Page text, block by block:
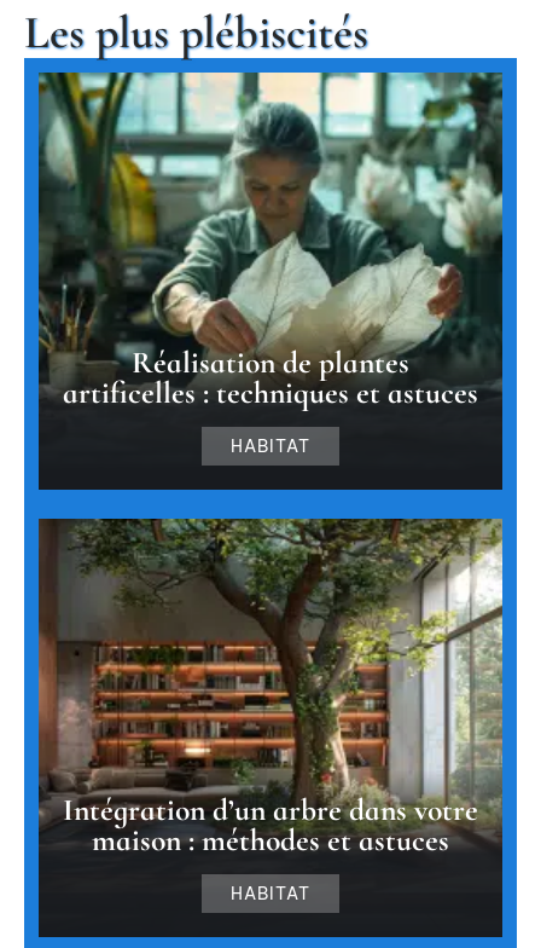
Les plus plébiscités
Réalisation de plantes
artificelles : techniques et astuces
HABITAT
Intégration d’un arbre dans votre
maison : méthodes et astuces
HABITAT